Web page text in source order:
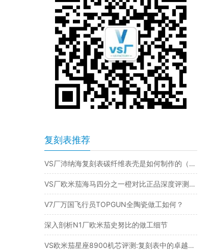
复刻表推荐
VS厂沛纳海复刻表碳纤维表壳是如何制作的（vs厂沛纳海碳纤维材质）
VS厂欧米茄海马四分之一橙对比正品深度评测（VS厂四分之一橙会一眼吗）
V7厂万国飞行员TOPGUN全陶瓷做工如何？
深入剖析N1厂欧米茄史努比的做工细节
VS欧米茄星座8900机芯评测:复刻表中的卓越动力源​